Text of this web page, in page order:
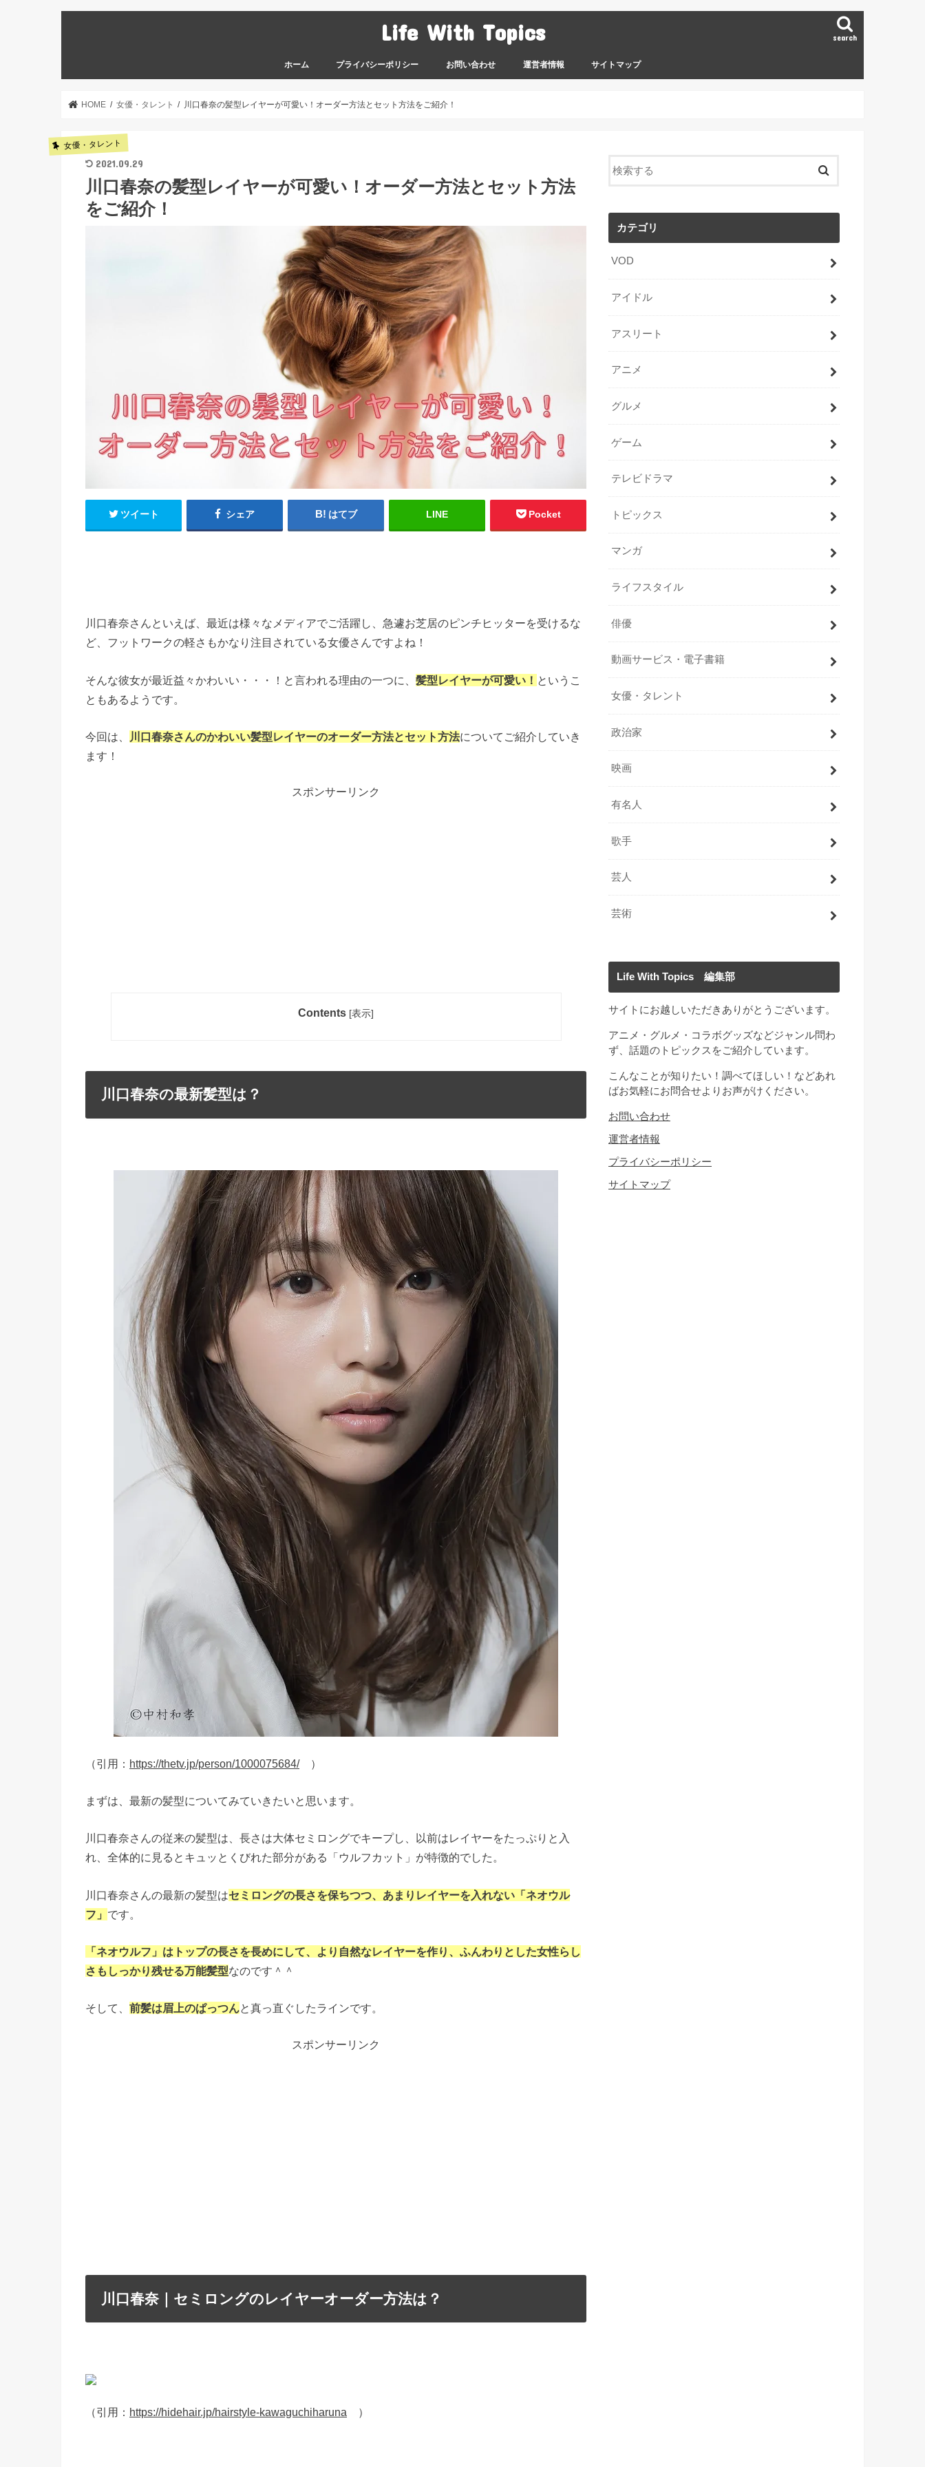
Life With Topics search
ホーム プライバシーポリシー お問い合わせ 運営者情報 サイトマップ
HOME 女優・タレント 川口春奈の髪型レイヤーが可愛い！オーダー方法とセット方法をご紹介！
女優・タレント
2021.09.29
川口春奈の髪型レイヤーが可愛い！オーダー方法とセット方法
をご紹介！
ツイート シェア はてブ LINE Pocket
川口春奈さんといえば、最近は様々なメディアでご活躍し、急遽お芝居のピンチヒッターを受けるな
ど、フットワークの軽さもかなり注目されている女優さんですよね！
そんな彼女が最近益々かわいい・・・！と言われる理由の一つに、 髪型レイヤーが可愛い！ というこ
ともあるようです。
今回は、 川口春奈さんのかわいい髪型レイヤーのオーダー方法とセット方法についてご紹介していき
ます！
スポンサーリンク
Contents [表示]
川口春奈の最新髪型は？
（引用： https://thetv.jp/person/1000075684/）
まずは、最新の髪型についてみていきたいと思います。
川口春奈さんの従来の髪型は、長さは大体セミロングでキープし、以前はレイヤーをたっぷりと入
れ、全体的に見るとキュッとくびれた部分がある「ウルフカット」が特徴的でした。
川口春奈さんの最新の髪型はセミロングの長さを保ちつつ、あまりレイヤーを入れない「ネオウル
フ」 です。
「ネオウルフ」はトップの長さを長めにして、より自然なレイヤーを作り、ふんわりとした女性らし
さもしっかり残せる万能髪型なのです＾＾
そして、 前髪は眉上のぱっつんと真っ直ぐしたラインです。
スポンサーリンク
川口春奈｜セミロングのレイヤーオーダー方法は？
（引用： https://hidehair.jp/hairstyle-kawaguchiharuna ）
カテゴリ
VOD
アイドル
アスリート
アニメ
グルメ
ゲーム
テレビドラマ
トピックス
マンガ
ライフスタイル
俳優
動画サービス・電子書籍
女優・タレント
政治家
映画
有名人
歌手
芸人
芸術
Life With Topics 編集部
サイトにお越しいただきありがとうございます。
アニメ・グルメ・コラボグッズなどジャンル問わ
ず、話題のトピックスをご紹介しています。
こんなことが知りたい！調べてほしい！などあれ
ばお気軽にお問合せよりお声がけください。
お問い合わせ
運営者情報
プライバシーポリシー
サイトマップ